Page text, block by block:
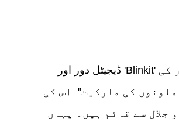
ڈیجیٹل دور اور 'Blinkit' جیسی فوری ترسیل کی ایپس کے باوجود ناگپاڑہ اور بھنڈی بازار کی
کی مارکیٹ" اس کی
جلال سے قائم ہیں۔ یہاں